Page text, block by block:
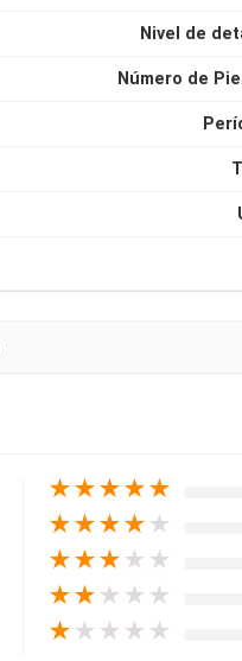
Nivel de
Número de
★★★★★
★★★★ ★
★★★ ★ ★
★★ ★ ★ ★
★ ★ ★ ★ ★